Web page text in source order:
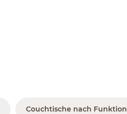
Couchtische nach Funktion